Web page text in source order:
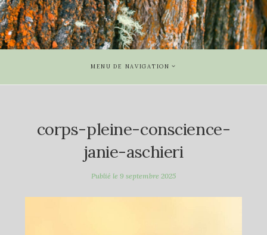
MENU DE NAVIGATION
corps-pleine-conscience-
janie-aschieri
Publié le 9 septembre 2025